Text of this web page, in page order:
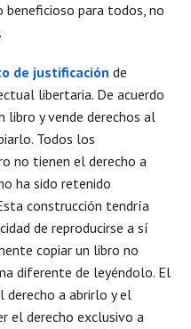
beneficioso para todos, no
de justificación de
libertaria. De acuerdo
libro y vende derechos al
Todos los
no tienen el derecho a
ha sido retenido
construcción tendría
de reproducirse a sí
copiar un libro no
diferente de leyéndolo. El
derecho a abrirlo y el
el derecho exclusivo a